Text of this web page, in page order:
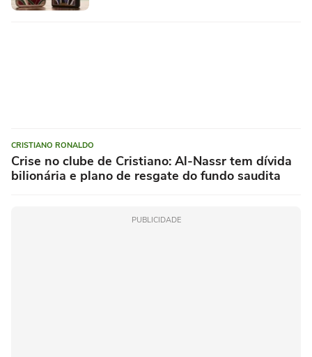
CRISTIANO RONALDO
Crise no clube de Cristiano: Al-Nassr tem dívida
bilionária e plano de resgate do fundo saudita
PUBLICIDADE